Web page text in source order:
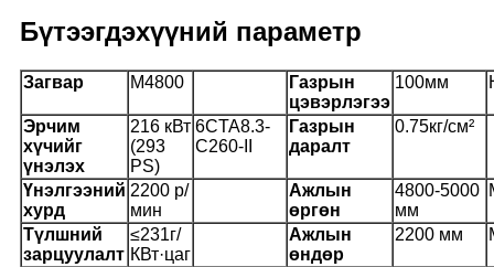
Бүтээгдэхүүний параметр
Загвар M4800
Газрын
цэвэрлэгээ
100мм
Эрчим
хүчийг
үнэлэх
216 кВт
(293
PS)
6CTA8.3-
C260-II
Газрын
даралт
0.75кг/см²
Үнэлгээний
хурд
2200 р/
мин
Ажлын
өргөн
4800-5000
мм
Түлшний
зарцуулалт
≤231г/
КВт·цаг
Ажлын
өндөр
2200 мм